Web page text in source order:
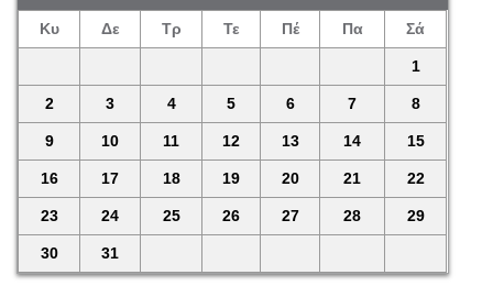
Κυ Δε Τρ Τε Πέ Πα Σά
1
2 3 4 5 6 7 8
9 10 11 12 13 14 15
16 17 18 19 20 21 22
23 24 25 26 27 28 29
30 31